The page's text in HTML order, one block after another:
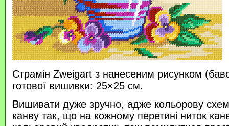
Страмін Zweigart з нанесеним рисунком
готової вишивки: 25×25 см.
Вишивати дуже зручно, адже кольорову
канву так, що на кожному перетині ниток